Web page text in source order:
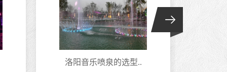
洛阳音乐喷泉的选型..